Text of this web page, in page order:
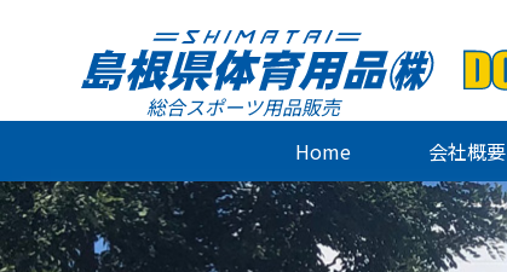
総合スポーツ用品販売
Home 会社概要